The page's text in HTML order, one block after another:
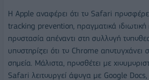
Η Apple αναφέρει ότι το Safari
tracking prevention, πραγματικά ιδιωτική
προστασία απέναντι στη συλλογή
υποστηρίζει ότι το Chrome αποτυγχάνει
σημεία. Μάλιστα, προσθέτει με
Safari λειτουργεί άψογα με Google